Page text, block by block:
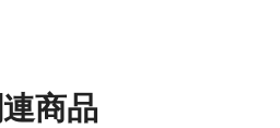
連商品